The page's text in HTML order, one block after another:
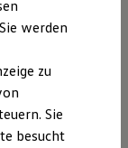
die
wie
werden
zu
Sie
besucht